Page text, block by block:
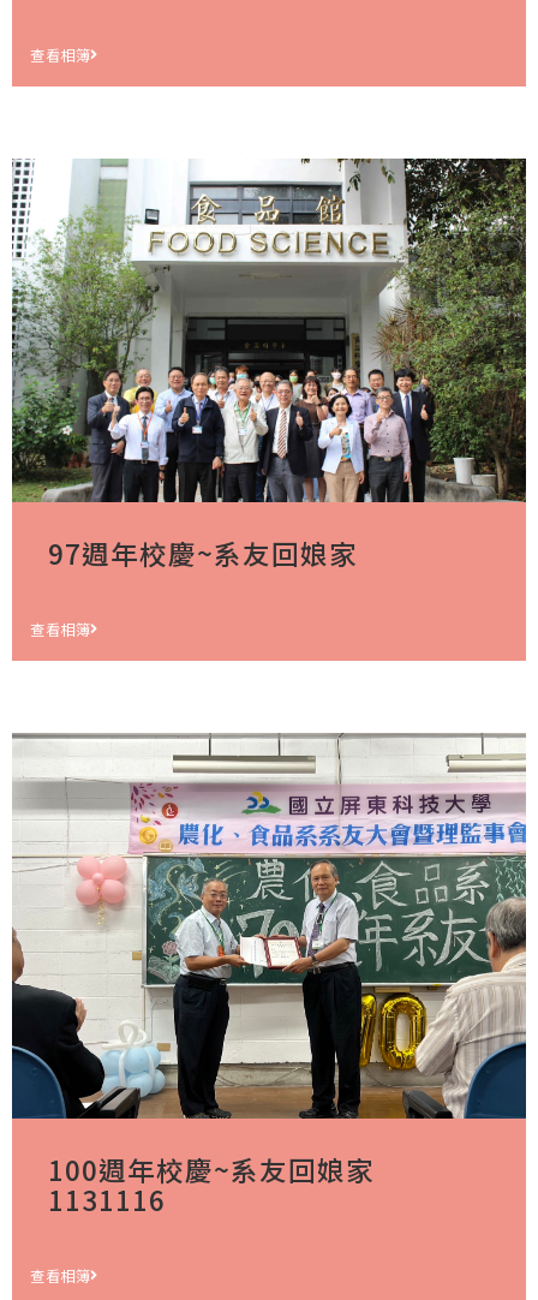
查看相簿
97週年校慶~系友回娘家
查看相簿
100週年校慶~系友回娘家
1131116
查看相簿